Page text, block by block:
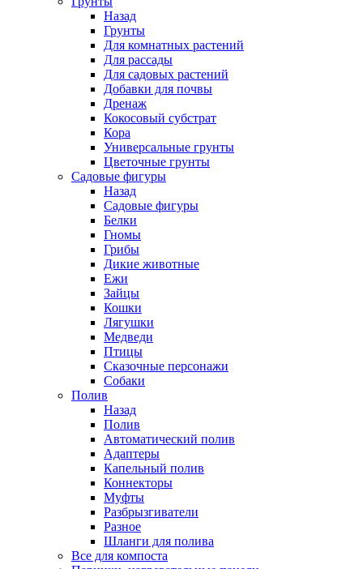
Назад
Грунты
Для комнатных растений
Для рассады
Для садовых растений
Добавки для почвы
Дренаж
Кокосовый субстрат
Кора
Универсальные грунты
Цветочные грунты
Садовые фигуры
Назад
Садовые фигуры
Белки
Гномы
Грибы
Дикие животные
Ежи
Зайцы
Кошки
Лягушки
Медведи
Птицы
Сказочные персонажи
Собаки
Полив
Назад
Полив
Автоматический полив
Адаптеры
Капельный полив
Коннекторы
Муфты
Разбрызгиватели
Разное
Шланги для полива
Все для компоста